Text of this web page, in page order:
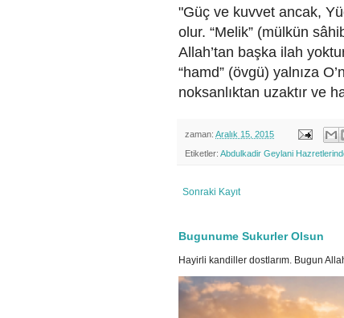
"Güç ve kuvvet ancak,
olur. “Melik” (mülkün
Allah’tan başka ilah
“hamd” (övgü) yalnıza
noksanlıktan uzaktır ve
zaman: Aralık 15, 2015
Etiketler: Abdulkadir Geylani
Sonraki Kayıt
Bugunume Sukurler Olsun
Hayirli kandiller dostlarım. Bugun